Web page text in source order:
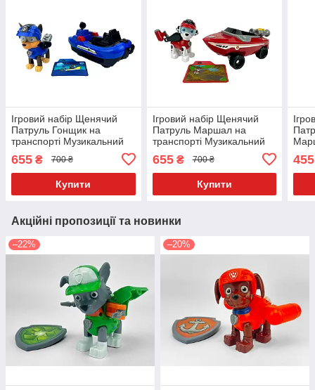
Ігровий набір Щенячий
Патруль Гонщик на
транспорті Музикальний
(СОБАКА Патруль) 777-2
655 ₴ 700 ₴
Купити
Ігровий набір Щенячий
Патруль Маршал на
транспорті Музикальний
(СОБАКА Патруль) 777-1
655₴ 700 ₴
Купити
455
Акційні пропозиції та новинки
–22% –20%